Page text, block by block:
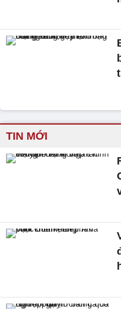
TIN MỚI